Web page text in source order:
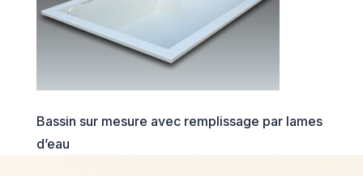
Bassin sur mesure avec remplissage par lames
d’eau